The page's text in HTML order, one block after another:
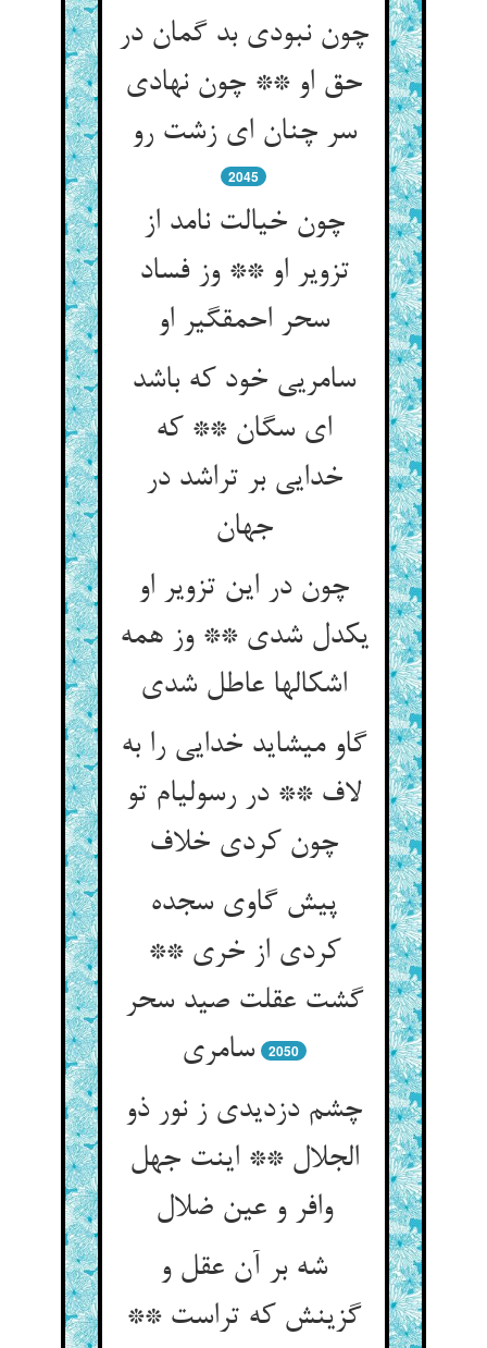
چون نبودی بد گمان در
حق او ** چون نهادی
سر چنان ای زشت رو
2045
چون خیالت نامد از
تزویر او ** وز فساد
سحر احمق‏گیر او
سامریی خود که باشد
ای سگان ** که
خدایی بر تراشد در
جهان‏
چون در این تزویر او
یکدل شدی ** وز همه
اشکالها عاطل شدی‏
گاو می‏شاید خدایی را به
لاف ** در رسولی‏ام تو
چون کردی خلاف‏
پیش گاوی سجده
کردی از خری **
گشت عقلت صید سحر
سامری‏
2050
چشم دزدیدی ز نور ذو
الجلال ** اینت جهل
وافر و عین ضلال‏
شه بر آن عقل و
گزینش که تراست **